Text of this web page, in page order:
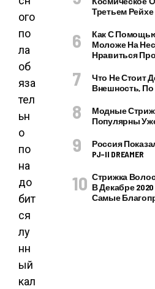
ого
по
ла
об
яза
тел
ьн
о
по
на
до
бит
ся
лу
нн
ый
кал
Третьем Рейхе
Как С
Моложе На
Нравиться
Что Не Стоит
Внешность,
Модные
Популярны
Россия
PJ–II DREAMER
Стрижка
В Декабре
Самые